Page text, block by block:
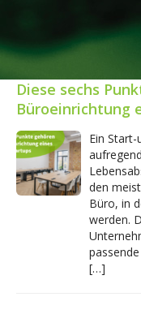
Diese sechs
Büroeinrichtung
Ein
den
Büro, in
werden.
[…]